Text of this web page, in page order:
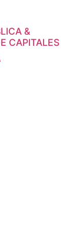
&
CAPITALES